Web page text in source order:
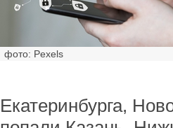
фото: Pexels
Екатеринбурга,